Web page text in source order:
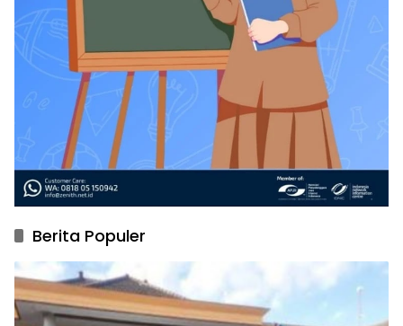
Berita Populer